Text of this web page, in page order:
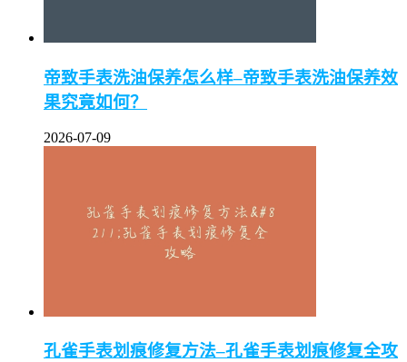
帝致手表洗油保养怎么样–帝致手表洗油保养效
果究竟如何？
2026-07-09
孔雀手表划痕修复方法–孔雀手表划痕修复全攻